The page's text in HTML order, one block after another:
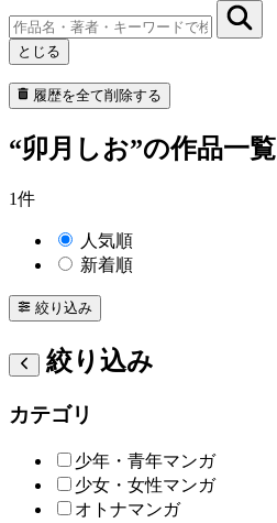
とじる
履歴を全て削除する
“卯月しお”の作品一覧
1件
人気順
新着順
絞り込み
絞り込み
カテゴリ
少年・青年マンガ
少女・女性マンガ
オトナマンガ